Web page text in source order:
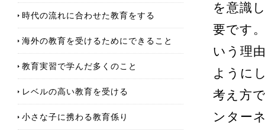
時代の流れに合わせた教育をする
海外の教育を受けるためにできること
教育実習で学んだ多くのこと
レベルの高い教育を受ける
小さな子に携わる教育係り
を意識
要です
いう理
ように
考え方
ンター